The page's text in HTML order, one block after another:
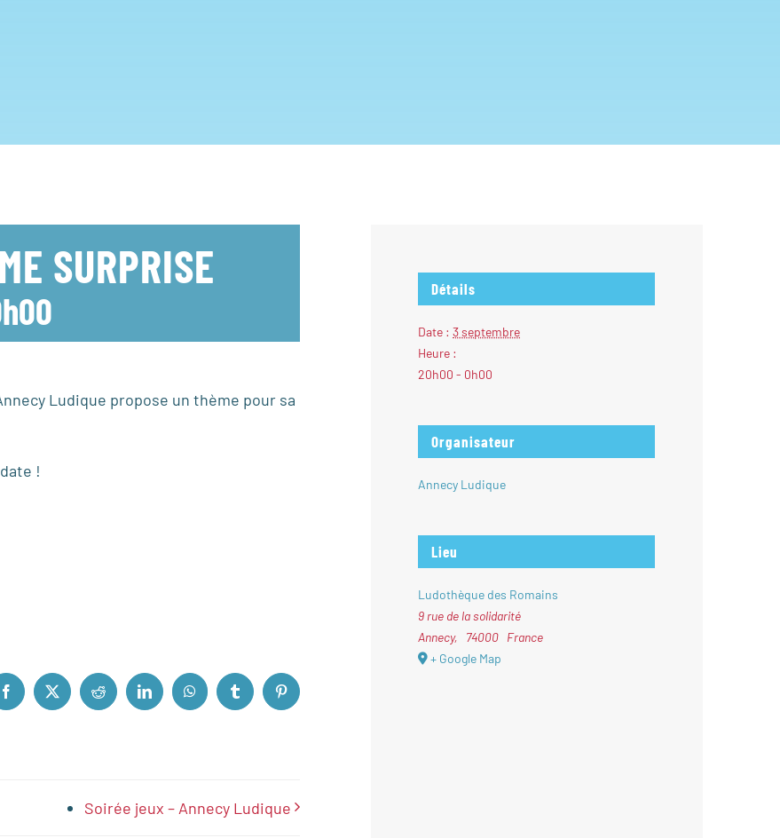
SURPRISE
Ludique propose un thème pour sa
!
Facebook
X Reddit LinkedInWhatsAppTumblr Pinterest
Soirée jeux – Annecy Ludique
Détails
Date : 3 septembre
Heure :
20h00 - 0h00
Organisateur
Annecy Ludique
Lieu
Ludothèque des Romains
9 rue de la solidarité
Annecy, 74000 France
+ Google Map